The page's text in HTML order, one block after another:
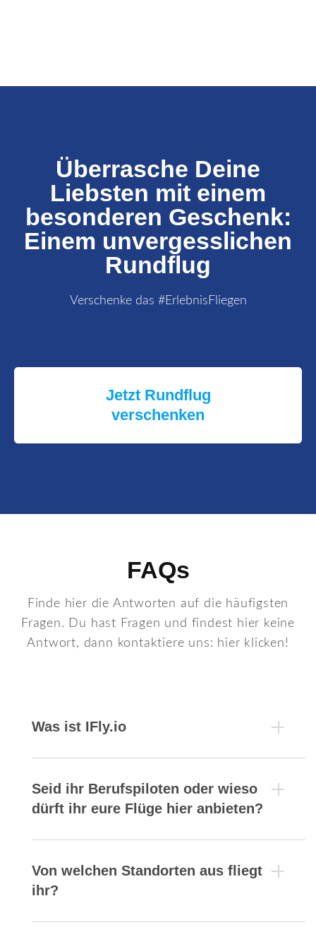
Überrasche Deine
Liebsten mit einem
besonderen Geschenk:
Einem unvergesslichen
Rundflug
Verschenke das #ErlebnisFliegen
Jetzt Rundflug
verschenken
FAQs
Finde hier die Antworten auf die häufigsten
Fragen. Du hast Fragen und findest hier keine
Antwort, dann kontaktiere uns: hier klicken!
Was ist IFly.io
Seid ihr Berufspiloten oder wieso
dürft ihr eure Flüge hier anbieten?
Von welchen Standorten aus fliegt
ihr?